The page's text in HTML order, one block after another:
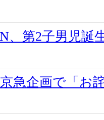
、第2子男児誕
急企画で「お